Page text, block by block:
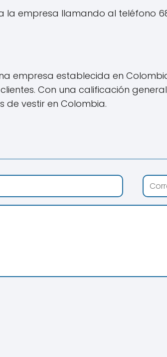
la empresa llamando al teléfono
una empresa establecida en
Con una calificación
de vestir en Colombia.